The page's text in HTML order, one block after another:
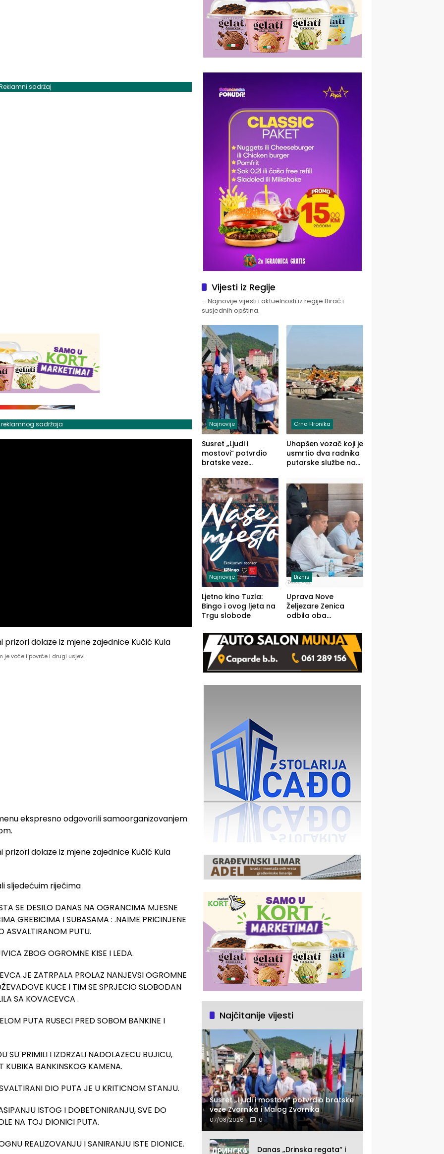
sadržaj
reklamnog sadržaja
je voće i povrće i drugi usjevi
ekspresno odgovorili samoorganizovanjem
sljedećuim riječima
SE DESILO DANAS NA OGRANCIMA MJESNE
GREBICIMA I SUBASAMA : .NAIME PRICINJENE
ASVALTIRANOM PUTU.
ZBOG OGROMNE KISE I LEDA.
JE ZATRPALA PROLAZ NANJEVSI OGROMNE
KUCE I TIM SE SPRJECIO SLOBODAN
SA KOVACEVCA .
PUTA RUSECI PRED SOBOM BANKINE I
SU PRIMILI I IZDRZALI NADOLAZECU BUJICU,
KUBIKA BANKINSKOG KAMENA.
DIO PUTA JE U KRITICNOM STANJU.
ISTOG I DOBETONIRANJU, SVE DO
NA TOJ DIONICI PUTA.
REALIZOVANJU I SANIRANJU ISTE DIONICE.
Vijesti iz Regije
– Najnovije vijesti i aktuelnosti iz regije Birač i
susjednih opština.
Najnovije
Susret „Ljudi i
mostovi“ potvrdio
bratske veze
Zvornika
Crna Hronika
Uhapšen vozač koji je
usmrtio dva radnika
putarske službe na
prema Šapcu
(FOTO)
Najnovije
Ljetno kino Tuzla:
Bingo i ovog ljeta na
Trgu slobode
Biznis
Uprava Nove
Željezare Zenica
odbila oba
FBiH: Ustrajni da je
stečaj jedino rješenje
Najčitanije vijesti
Susret „Ljudi i mostovi“ potvrdio bratske
veze Zvornika i Malog Zvornika
07/08/2026 0
Danas „Drinska regata“ i